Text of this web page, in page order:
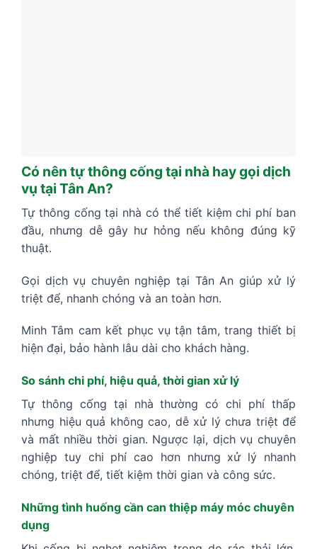
Có nên tự thông cống tại nhà hay gọi dịch
vụ tại Tân An?
Tự thông cống tại nhà có thể tiết kiệm chi phí ban
đầu, nhưng dễ gây hư hỏng nếu không đúng kỹ
thuật.
Gọi dịch vụ chuyên nghiệp tại Tân An giúp xử lý
triệt để, nhanh chóng và an toàn hơn.
Minh Tâm cam kết phục vụ tận tâm, trang thiết bị
hiện đại, bảo hành lâu dài cho khách hàng.
So sánh chi phí, hiệu quả, thời gian xử lý
Tự thông cống tại nhà thường có chi phí thấp
nhưng hiệu quả không cao, dễ xử lý chưa triệt để
và mất nhiều thời gian. Ngược lại, dịch vụ chuyên
nghiệp tuy chi phí cao hơn nhưng xử lý nhanh
chóng, triệt để, tiết kiệm thời gian và công sức.
Những tình huống cần can thiệp máy móc chuyên
dụng